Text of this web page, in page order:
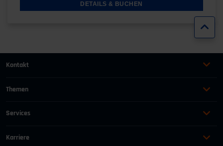
DETAILS & BUCHEN
Kontakt
+49 (0)2116214-201
+49 (0)2116214-154
wissensforum
Themen
Bauen und Gebäude
Services
Karriere